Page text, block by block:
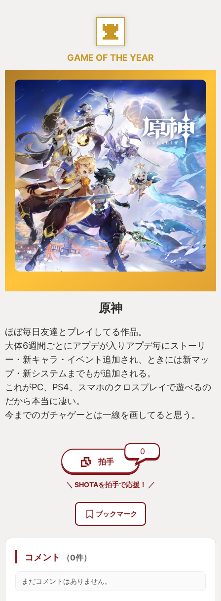
GAME OF THE YEAR
原神
ほぼ毎日友達とプレイしてる作品。
大体6週間ごとにアプデが入りアプデ毎にストーリ
ー・新キャラ・イベント追加され、ときには新マッ
プ・新システムまでもが追加される。
これがPC、PS4、スマホのクロスプレイで遊べるの
だから本当に凄い。
今までのガチャゲーとは一線を画してると思う。
拍手
0
＼ SHOTAを拍手で応援！ ／
ブックマーク
コメント （0件）
まだコメントはありません。